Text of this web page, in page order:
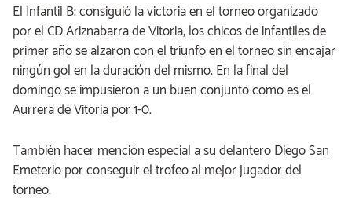
El Infantil B: consiguió la victoria en el torneo organizado
por el CD Ariznabarra de Vitoria, los chicos de infantiles de
primer año se alzaron con el triunfo en el torneo sin encajar
ningún gol en la duración del mismo. En la final del
domingo se impusieron a un buen conjunto como es el
Aurrera de Vitoria por 1-0.
También hacer mención especial a su delantero Diego San
Emeterio por conseguir el trofeo al mejor jugador del
torneo.